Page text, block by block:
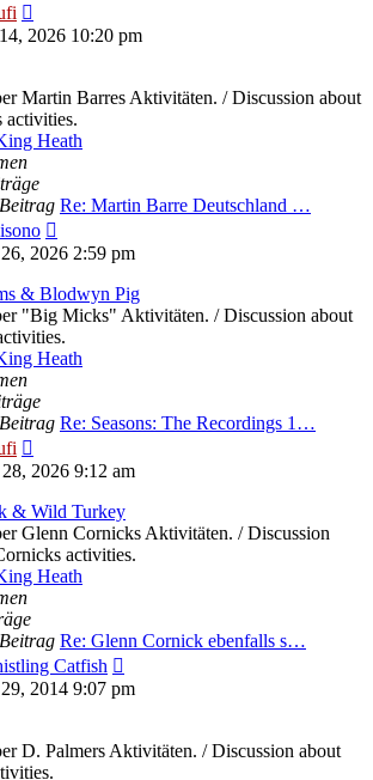
Beitrag
2026 10:20 pm
Martin Barres Aktivitäten. / Discussion about
activities.
Heath
Re: Martin Barre Deutschland …
Beitrag
2026 2:59 pm
& Blodwyn Pig
"Big Micks" Aktivitäten. / Discussion about
Heath
Re: Seasons: The Recordings 1…
Beitrag
2026 9:12 am
& Wild Turkey
Glenn Cornicks Aktivitäten. / Discussion
activities.
Heath
Re: Glenn Cornick ebenfalls s…
Catfish
Beitrag
2014 9:07 pm
D. Palmers Aktivitäten. / Discussion about